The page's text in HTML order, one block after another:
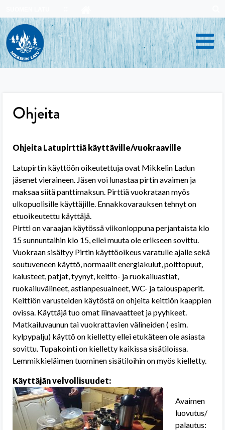
to
content
Ohjeita
Ohjeita Latupirttiä käyttäville/vuokraaville
Latupirtin käyttöön oikeutettuja ovat Mikkelin Ladun
jäsenet vieraineen. Jäsen voi lunastaa pirtin avaimen ja
maksaa siitä panttimaksun. Pirttiä vuokrataan myös
ulkopuolisille käyttäjille. Ennakkovarauksen tehnyt on
etuoikeutettu käyttäjä.
Pirtti on varaajan käytössä viikonloppuna perjantaista klo
15 sunnuntaihin klo 15, ellei muuta ole erikseen sovittu.
Vuokraan sisältyy Pirtin käyttöoikeus varatulle ajalle sekä
soutuveneen käyttö, normaalit energiakulut, polttopuut,
kalusteet, patjat, tyynyt, keitto- ja ruokailuastiat,
ruokailuvälineet, astianpesuaineet, WC- ja talouspaperit.
Keittiön varusteiden käytöstä on ohjeita keittiön kaappien
ovissa. Käyttäjä tuo omat liinavaatteet ja pyyhkeet.
Matkailuvaunun tai vuokrattavien välineiden ( esim.
kylpypalju) käyttö on kielletty ellei etukäteen ole asiasta
sovittu. Tupakointi on kielletty kaikissa sisätiloissa.
Lemmikkieläimen tuominen sisätiloihin on myös kielletty.
Käyttäjän velvollisuudet:
Avaimen
luovutus/
palautus: